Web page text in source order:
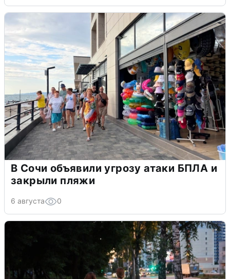
В Сочи объявили угрозу атаки БПЛА и
закрыли пляжи
6 августа 0